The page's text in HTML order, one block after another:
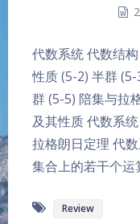
代数系统 代数结
性质 (5-2) 半群
群 (5-5) 陪集与拉
及其性质 代数系
拉格朗日定理 代
集合上的若干个
Review